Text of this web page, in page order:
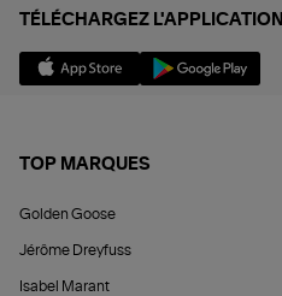
TÉLÉCHARGEZ L'APPLICATION
TOP MARQUES
Golden Goose
Jérôme Dreyfuss
Isabel Marant